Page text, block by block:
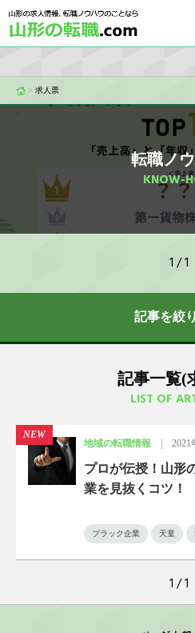
> 求人票
転職ノ
KNOW-
1 / 1
記事を絞
記事一覧(
LIST OF
NEW
地域の転職情報 2021
プロが伝授！山形
業を見抜くコツ！
ブラック企業 天童
1 / 1